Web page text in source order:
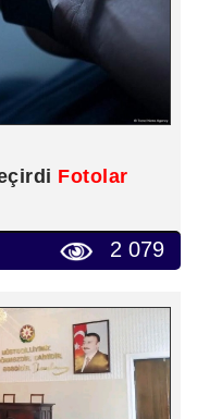
Fotolar
2 079